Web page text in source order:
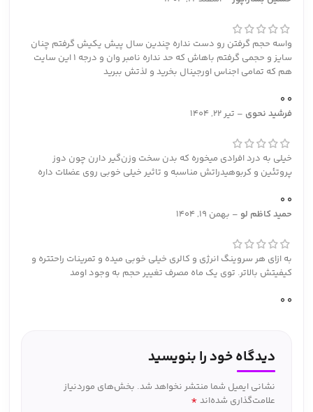
واسه حجم گرفتن رو دست نداره چندین سال پیش یکیش گرفتم چنان
سایز و حجمی گرفتم باهاش که حد نداره نامبر وان و درجه ۱ این سایت
هم که تمامی اجناس اورجینال بخرید و لذتش ببرید
0
0
فرشید نحوی – تیر 22, 1404
خیلی به درد افرادی میخوره که بدن سخت‌ وزن‌گیر دارن چون دوز
پروتئین و کربوهیدراتش مناسبه و تاثیر خیلی خوبی روی عضلات داره
0
0
حمید کاظم لو – بهمن 19, 1404
به ازای هر سروینگ انرژی و کالری خیلی خوبی میده و تمرینات راحتتره و
کیفیتش بالاتر. توی یک ماه مصرف تغییر حجم به وجود اومد
0
0
دیدگاه خود را بنویسید
نشانی ایمیل شما منتشر نخواهد شد. بخش‌های موردنیاز
علامت‌گذاری شده‌اند *